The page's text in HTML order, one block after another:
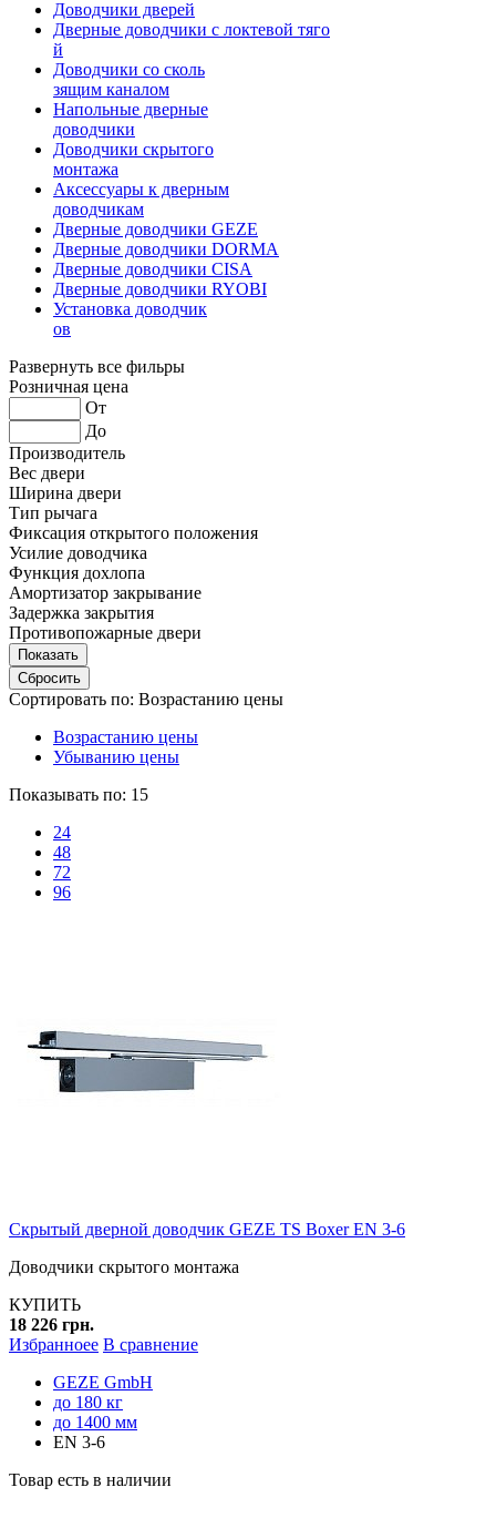
Доводчики дверей
Дверные доводчики с локтевой тяго
й
Доводчики со сколь
зящим каналом
Напольные дверные
доводчики
Доводчики скрытого
монтажа
Аксессуары к дверным
доводчикам
Дверные доводчики GEZE
Дверные доводчики DORMA
Дверные доводчики CISA
Дверные доводчики RYOBI
Установка доводчик
ов
Развернуть все фильры
Розничная цена
От
До
Производитель
Вес двери
Ширина двери
Тип рычага
Фиксация открытого положения
Усилие доводчика
Функция дохлопа
Амортизатор закрывание
Задержка закрытия
Противопожарные двери
Сортировать по: Возрастанию цены
Возрастанию цены
Убыванию цены
Показывать по: 15
24
48
72
96
Скрытый дверной доводчик GEZE TS Boxer EN 3-6
Доводчики скрытого монтажа
КУПИТЬ
18 226 грн.
Избранноее В сравнение
GEZE GmbH
до 180 кг
до 1400 мм
EN 3-6
Товар есть в наличии